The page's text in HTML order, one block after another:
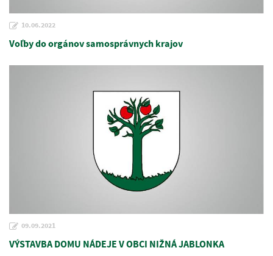
10.06.2022
Voľby do orgánov samosprávnych krajov
09.09.2021
VÝSTAVBA DOMU NÁDEJE V OBCI NIŽNÁ JABLONKA